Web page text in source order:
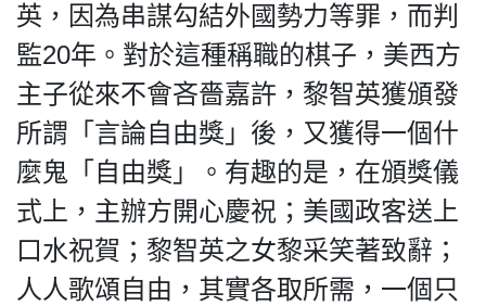
登記支持
聯絡我們
英，因為串謀勾結外國勢力等罪，而判
監20年。對於這種稱職的棋子，美西方
主子從來不會吝嗇嘉許，黎智英獲頒發
所謂「言論自由獎」後，又獲得一個什
麼鬼「自由獎」。有趣的是，在頒獎儀
式上，主辦方開心慶祝；美國政客送上
口水祝賀；黎智英之女黎采笑著致辭；
人人歌頌自由，其實各取所需，一個只